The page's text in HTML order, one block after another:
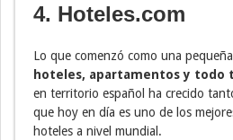
4. Hoteles.com
Lo que comenzó como una
hoteles, apartamentos y todo
en territorio español ha crecido
que hoy en día es uno de los
hoteles a nivel mundial.